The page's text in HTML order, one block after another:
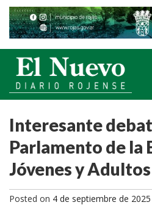
Interesante
Parlamento de la
Jóvenes y Adultos
Posted on 4 de septiembre de 2025